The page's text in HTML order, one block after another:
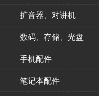
扩音器、对讲机
数码、存储、光盘
手机配件
笔记本配件